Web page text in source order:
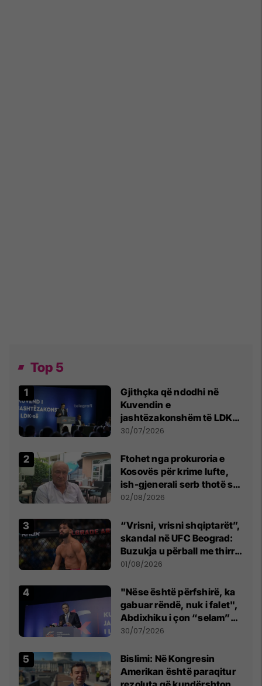
Top 5
Gjithçka që ndodhi në
Kuvendin e
jashtëzakonshëm të LDK-
së
30/07/2026
Ftohet nga prokuroria e
Kosovës për krime lufte,
ish-gjenerali serb thotë se
dikush e tradhtoi në
02/08/2026
“Vrisni, vrisni shqiptarët”,
skandal në UFC Beograd:
Buzukja u përball me thirrje
anti-shqiptare nga
01/08/2026
"Nëse është përfshirë, ka
gabuar rëndë, nuk i falet",
Abdixhiku i çon “selam”
Përparim Ramës
30/07/2026
Bislimi: Në Kongresin
Amerikan është paraqitur